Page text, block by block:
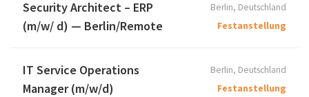
Security Architect – ERP
(m/w/ d) — Berlin/Remote
Berlin, Deutschland
Festanstellung
IT Service Operations
Manager (m/w/d)
Berlin, Deutschland
Festanstellung